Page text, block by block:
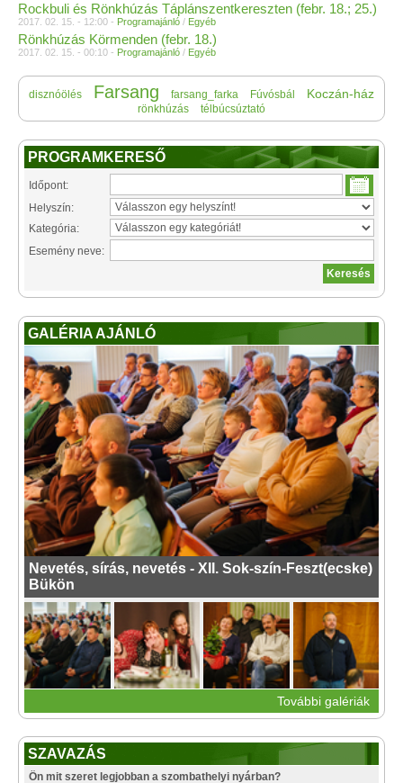
Rockbuli és Rönkhúzás Táplánszentkereszten (febr. 18.; 25.)
2017. 02. 15. - 12:00 - Programajánló / Egyéb
Rönkhúzás Körmenden (febr. 18.)
2017. 02. 15. - 00:10 - Programajánló / Egyéb
disznóölés Farsang farsang_farka Fúvósbál Koczán-ház
rönkhúzás télbúcsúztató
PROGRAMKERESŐ
Időpont:
Helyszín:
Kategória:
Esemény neve:
GALÉRIA AJÁNLÓ
Nevetés, sírás, nevetés - XII. Sok-szín-Feszt(ecske)
Bükön
További galériák
SZAVAZÁS
Ön mit szeret legjobban a szombathelyi nyárban?